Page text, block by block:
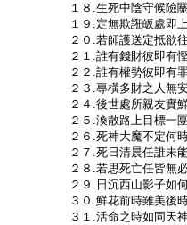
１８.生死中陰守候險
１９.定無欺誑皈處即
２０.若師護送定抵欲
２１.誰有錢財彼即有
２２.誰有權勢彼即有
２３.專橫多財之人無
２４.後世處所親友實
２５.渙散路上目標一
２６.死神大魔不定何
２７.死日清晨任誰未
２８.若思死亡任皆無
２９.日沉西山影子如
３０.鮮花前時雖美後
３１.活命之時如同天